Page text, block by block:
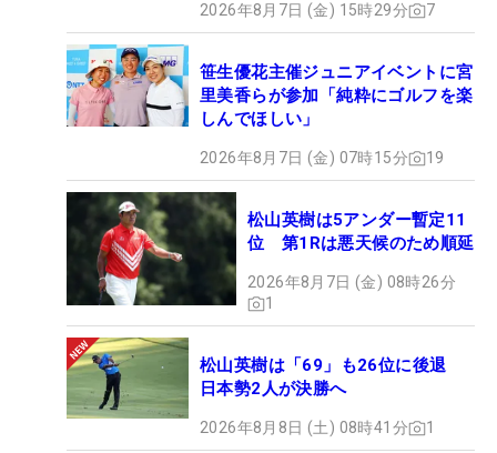
2026年8月7日 (金) 15時29分 7
笹生優花主催ジュニアイベントに宮
里美香らが参加「純粋にゴルフを楽
しんでほしい」
2026年8月7日 (金) 07時15分 19
松山英樹は5アンダー暫定11
位 第1Rは悪天候のため順延
2026年8月7日 (金) 08時26分
1
松山英樹は「69」も26位に後退
日本勢2人が決勝へ
2026年8月8日 (土) 08時41分 1